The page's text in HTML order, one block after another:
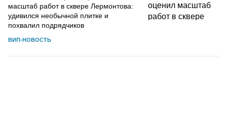
масштаб работ в сквере Лермонтова:
удивился необычной плитке и
похвалил подрядчиков
ВИП-НОВОСТЬ